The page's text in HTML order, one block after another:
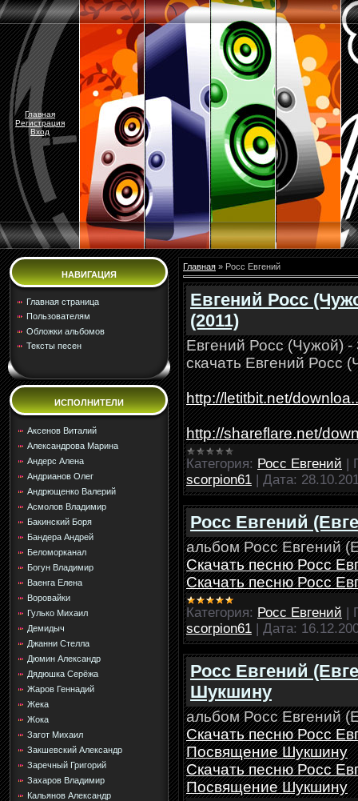
Главная
Регистрация
Вход
НАВИГАЦИЯ
Главная страница
Пользователям
Обложки альбомов
Тексты песен
ИСПОЛНИТЕЛИ
Аксенов Виталий
Александрова Марина
Андерс Алена
Андрианов Олег
Андрющенко Валерий
Асмолов Владимир
Бакинский Боря
Бандера Андрей
Беломорканал
Богун Владимир
Ваенга Елена
Воровайки
Гулько Михаил
Демидыч
Джанни Стелла
Дюмин Александр
Дядюшка Серёжа
Жаров Геннадий
Жека
Жока
Загот Михаил
Закшевский Александр
Заречный Григорий
Захаров Владимир
Кальянов Александр
Главная » Росс Евгений
Евгений Росс
(2011)
Евгений Росс (Чужой)
скачать Евгений Росс
http://letitbit.net/
http://shareflare.net/
Категория: Росс Евгений |
scorpion61 | Дата:
Росс Евгений
альбом Росс Евгений
Скачать песню Росс
Скачать песню Росс
Категория: Росс Евгений |
scorpion61 | Дата:
Росс Евгений
Шукшину
альбом Росс Евгений
Скачать песню Росс
Посвящение Шукшину
Скачать песню Росс
Посвящение Шукшину